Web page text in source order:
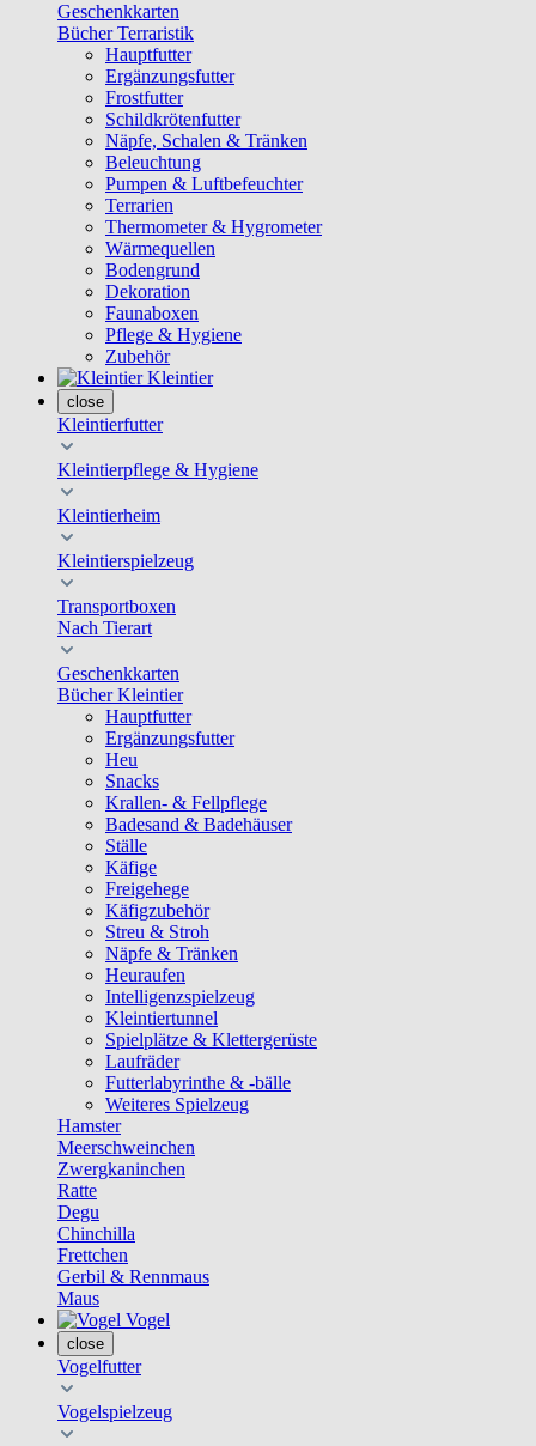
Geschenkkarten
Bücher Terraristik
Hauptfutter
Ergänzungsfutter
Frostfutter
Schildkrötenfutter
Näpfe, Schalen & Tränken
Beleuchtung
Pumpen & Luftbefeuchter
Terrarien
Thermometer & Hygrometer
Wärmequellen
Bodengrund
Dekoration
Faunaboxen
Pflege & Hygiene
Zubehör
Kleintier
close
Kleintierfutter
Kleintierpflege & Hygiene
Kleintierheim
Kleintierspielzeug
Transportboxen
Nach Tierart
Geschenkkarten
Bücher Kleintier
Hauptfutter
Ergänzungsfutter
Heu
Snacks
Krallen- & Fellpflege
Badesand & Badehäuser
Ställe
Käfige
Freigehege
Käfigzubehör
Streu & Stroh
Näpfe & Tränken
Heuraufen
Intelligenzspielzeug
Kleintiertunnel
Spielplätze & Klettergerüste
Laufräder
Futterlabyrinthe & -bälle
Weiteres Spielzeug
Hamster
Meerschweinchen
Zwergkaninchen
Ratte
Degu
Chinchilla
Frettchen
Gerbil & Rennmaus
Maus
Vogel
close
Vogelfutter
Vogelspielzeug